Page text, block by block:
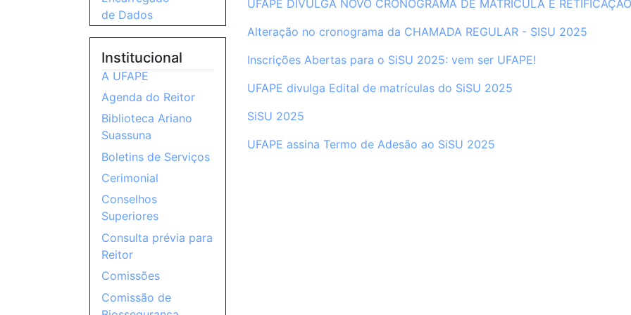
UFAPE DIVULGA NOVO CRONOGRAMA DE MATRÍCULA E
Alteração no cronograma da CHAMADA REGULAR - SISU 2025
Inscrições Abertas para o SiSU 2025: vem ser UFAPE!
UFAPE divulga Edital de matrículas do SiSU 2025
SiSU 2025
UFAPE assina Termo de Adesão ao SiSU 2025
de Dados
Institucional
A UFAPE
Agenda do Reitor
Biblioteca Ariano
Suassuna
Boletins de Serviços
Cerimonial
Conselhos
Superiores
Consulta prévia para
Reitor
Comissões
Comissão de